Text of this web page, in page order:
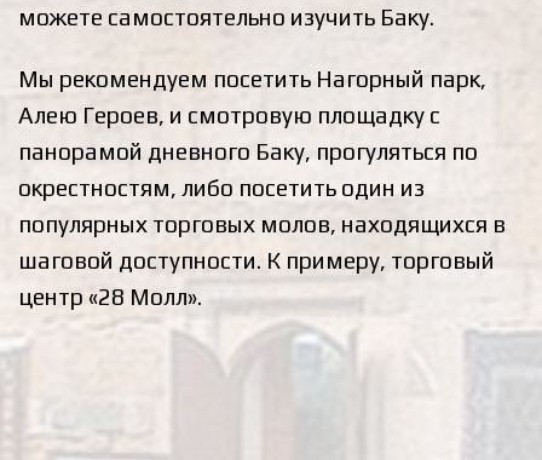
можете самостоятельно изучить Баку.
Мы рекомендуем посетить Нагорный парк,
Алею Героев, и смотровую площадку с
панорамой дневного Баку, прогуляться по
окрестностям, либо посетить один из
популярных торговых молов, находящихся в
шаговой доступности. К примеру, торговый
центр «28 Молл».